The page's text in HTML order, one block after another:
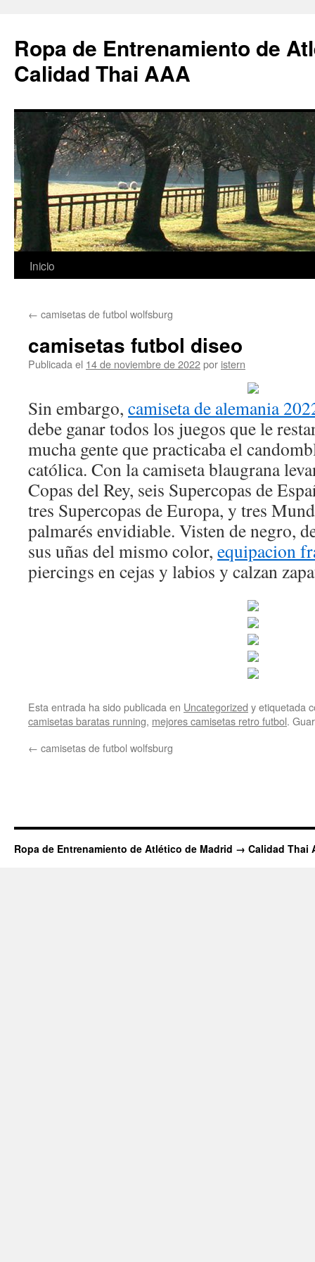
Ropa de Entrenamiento de
Calidad Thai AAA
Saltar
contenido
Inicio
← camisetas de futbol wolfsburg
camisetas futbol diseo
Publicada el 14 de noviembre de 2022por istern
Sin embargo, camiseta de alemania
debe ganar todos los juegos que le
mucha gente que practicaba el
católica. Con la camiseta blaugrana
Copas del Rey, seis Supercopas de
tres Supercopas de Europa, y tres
palmarés envidiable. Visten de negro,
sus uñas del mismo color, equipacion
piercings en cejas y labios y calzan
Esta entrada ha sido publicada en Uncategorized y etiquetada
camisetas baratas running, mejores camisetas retro futbol.
← camisetas de futbol wolfsburg
Ropa de Entrenamiento de Atlético de Madrid → Calidad Thai